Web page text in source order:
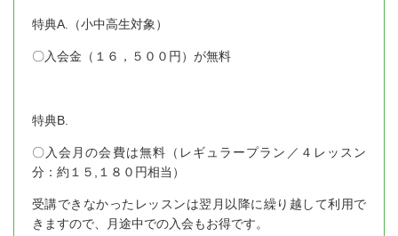
特典A.（小中高生対象）
〇入会金（１６，５００円）が無料
特典B.
〇入会月の会費は無料（レギュラープラン／４レッスン
分：約１５,１８０円相当）
受講できなかったレッスンは翌月以降に繰り越して利用で
きますので、月途中での入会もお得です。